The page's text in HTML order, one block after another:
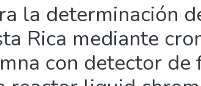
la determinación
Rica mediante
con detector de